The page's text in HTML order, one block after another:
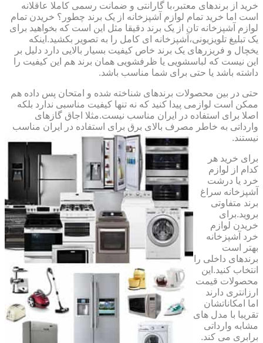
خرید از برندهای معتبر،با گارانتی و ضمانت رسمی کاملا عاقلانه
است اما خرید تمام لوازم آشپزخانه از یک برند چطور؟ خریدن تمام
لوازم آشپزخانه تان از یک برند دقیقا مثل این است که بخواهید برای
یک تبلیغ تلویزیونی،آشپزخانه ای کامل را به تصویر بکشید.اینکه
یخچال و فریزرهای یک برند خاص کیفیت بسیار بالایی دارد دلیل بر
این نیست که لباسشویی یا ظرفشویی همان برند هم این کیفیت را
داشته باشد یا حتی برای شما مناسب باشد.
حتی در بین محصولات برندهای شناخته شده و امتحان پس داده هم
ممکن است لوازمی پیدا کنید که نه تنها کیفیت مناسبی ندارد بلکه
اصلا برای استفاده در ایران مناسب نیست.مثلا اجاق گازهای
وارداتی به خاطر مصرف بالای برق برای استفاده در ایران مناسب
نیستند.
برای خرید هر
کدام از لوازم
خرد یا درشت
آشپزخانه سراغ
برند متفاوتی
بروید.برای
خریدن لوازم
خرد آشپزخانه
بهتر است
برندهای داخلی را
انتخاب کنید.این
محصولات قیمت
ارزانتری دارند
اما امکاناتشان
تقریبا با مدل های
مشابه وارداتی
برابری می کند.